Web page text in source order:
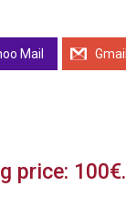
Mail Gmail
price: 100€.